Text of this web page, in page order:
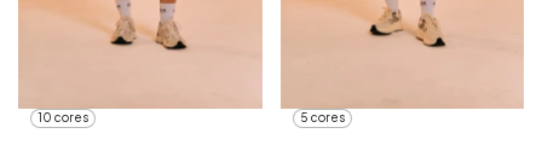
10 cores 5 cores